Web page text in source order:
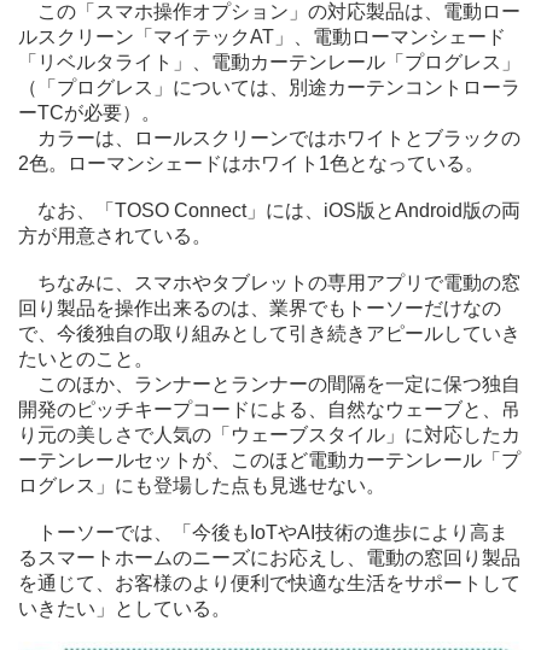
この「スマホ操作オプション」の対応製品は、電動ロー
ルスクリーン「マイテックAT」、電動ローマンシェード
「リベルタライト」、電動カーテンレール「プログレス」
（「プログレス」については、別途カーテンコントローラ
ーTCが必要）。
カラーは、ロールスクリーンではホワイトとブラックの
2色。ローマンシェードはホワイト1色となっている。
なお、「TOSO Connect」には、iOS版とAndroid版の両
方が用意されている。
ちなみに、スマホやタブレットの専用アプリで電動の窓
回り製品を操作出来るのは、業界でもトーソーだけなの
で、今後独自の取り組みとして引き続きアピールしていき
たいとのこと。
このほか、ランナーとランナーの間隔を一定に保つ独自
開発のピッチキープコードによる、自然なウェーブと、吊
り元の美しさで人気の「ウェーブスタイル」に対応したカ
ーテンレールセットが、このほど電動カーテンレール「プ
ログレス」にも登場した点も見逃せない。
トーソーでは、「今後もIoTやAI技術の進歩により高ま
るスマートホームのニーズにお応えし、電動の窓回り製品
を通じて、お客様のより便利で快適な生活をサポートして
いきたい」としている。